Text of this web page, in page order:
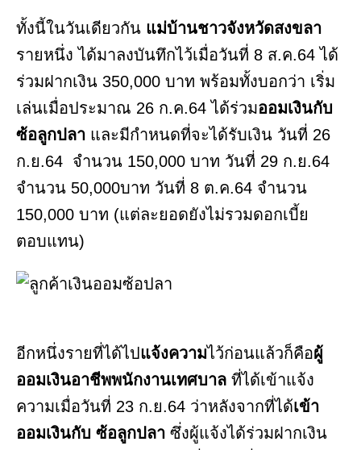
ทั้งนี้ในวันเดียวกัน แม่บ้านชาวจังหวัดสงขลา
รายหนึ่ง ได้มาลงบันทึกไว้เมื่อวันที่ 8 ส.ค.64 ได้
ร่วมฝากเงิน 350,000 บาท พร้อมทั้งบอกว่า เริ่ม
เล่นเมื่อประมาณ 26 ก.ค.64 ได้ร่วมออมเงินกับ
ซ้อลูกปลา และมีกำหนดที่จะได้รับเงิน วันที่ 26
ก.ย.64 จำนวน 150,000 บาท วันที่ 29 ก.ย.64
จำนวน 50,000บาท วันที่ 8 ต.ค.64 จำนวน
150,000 บาท (แต่ละยอดยังไม่รวมดอกเบี้ย
ตอบแทน)
อีกหนึ่งรายที่ได้ไปแจ้งความไว้ก่อนแล้วก็คือผู้
ออมเงินอาชีพพนักงานเทศบาล ที่ได้เข้าแจ้ง
ความเมื่อวันที่ 23 ก.ย.64 ว่าหลังจากที่ได้เข้า
ออมเงินกับ ซ้อลูกปลา ซึ่งผู้แจ้งได้ร่วมฝากเงิน